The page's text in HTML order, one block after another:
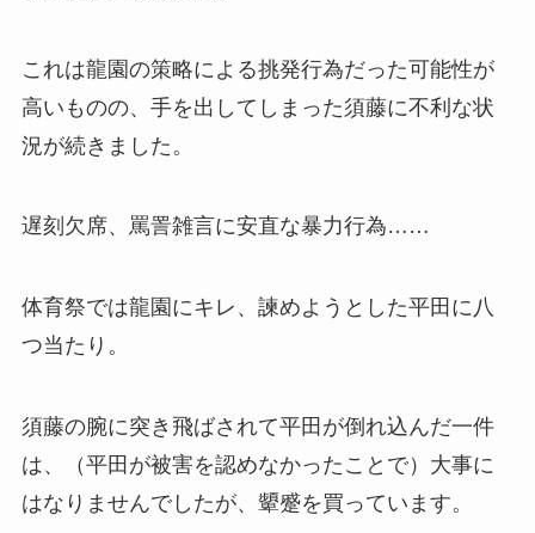
これは龍園の策略による挑発行為だった可能性が
高いものの、手を出してしまった須藤に不利な状
況が続きました。
遅刻欠席、罵詈雑言に安直な暴力行為……
体育祭では龍園にキレ、諫めようとした平田に八
つ当たり。
須藤の腕に突き飛ばされて平田が倒れ込んだ一件
は、（平田が被害を認めなかったことで）大事に
はなりませんでしたが、 顰蹙を買っています。